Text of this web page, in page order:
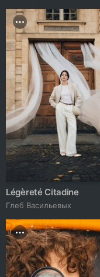
Légèreté Citadine
Глеб Васильевых